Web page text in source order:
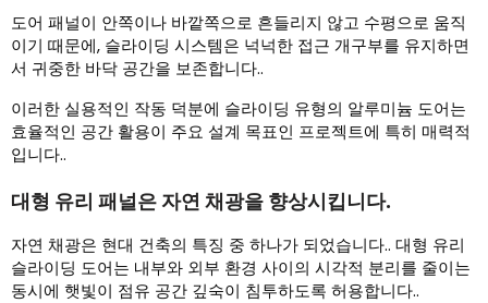
도어 패널이 안쪽이나 바깥쪽으로 흔들리지 않고 수평으로 움직
이기 때문에, 슬라이딩 시스템은 넉넉한 접근 개구부를 유지하면
서 귀중한 바닥 공간을 보존합니다..
이러한 실용적인 작동 덕분에 슬라이딩 유형의 알루미늄 도어는
효율적인 공간 활용이 주요 설계 목표인 프로젝트에 특히 매력적
입니다..
대형 유리 패널은 자연 채광을 향상시킵니다.
자연 채광은 현대 건축의 특징 중 하나가 되었습니다.. 대형 유리
슬라이딩 도어는 내부와 외부 환경 사이의 시각적 분리를 줄이는
동시에 햇빛이 점유 공간 깊숙이 침투하도록 허용합니다..